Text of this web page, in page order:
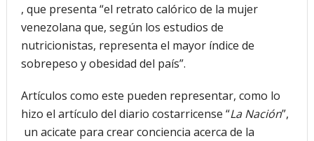
, que presenta “el retrato calórico de la mujer
venezolana que, según los estudios de
nutricionistas, representa el mayor índice de
sobrepeso y obesidad del país”.
Artículos como este pueden representar, como lo
hizo el artículo del diario costarricense “La Nación”,
un acicate para crear conciencia acerca de la